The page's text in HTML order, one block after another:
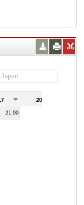
2018
21.00